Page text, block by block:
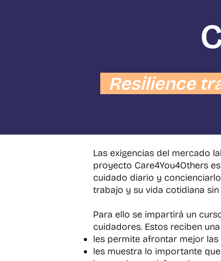
Resilience
Las exigencias del mercado
proyecto Care4You4Others
cuidado diario y
trabajo y su vida cotidiana
Para ello se impartirá un
cuidadores. Estos reciben
les permite afrontar mejor
les muestra lo importante